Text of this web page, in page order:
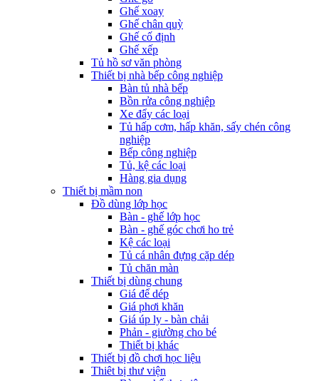
Ghế xoay
Ghế chân quỳ
Ghế cố định
Ghế xếp
Tủ hồ sơ văn phòng
Thiết bị nhà bếp công nghiệp
Bàn tủ nhà bếp
Bồn rửa công nghiệp
Xe đẩy các loại
Tủ hấp cơm, hấp khăn, sấy chén công
nghiệp
Bếp công nghiệp
Tủ, kệ các loại
Hàng gia dụng
Thiết bị mầm non
Đồ dùng lớp học
Bàn - ghế lớp học
Bàn - ghế góc chơi ho trẻ
Kệ các loại
Tủ cá nhân đựng cặp dép
Tủ chăn màn
Thiết bị dùng chung
Giá để dép
Giá phơi khăn
Giá úp ly - bàn chải
Phản - giường cho bé
Thiết bị khác
Thiết bị đồ chơi học liệu
Thiêt bị thư viện